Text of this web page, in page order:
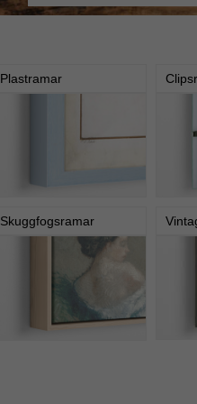
Plastramar
Skuggfogsramar